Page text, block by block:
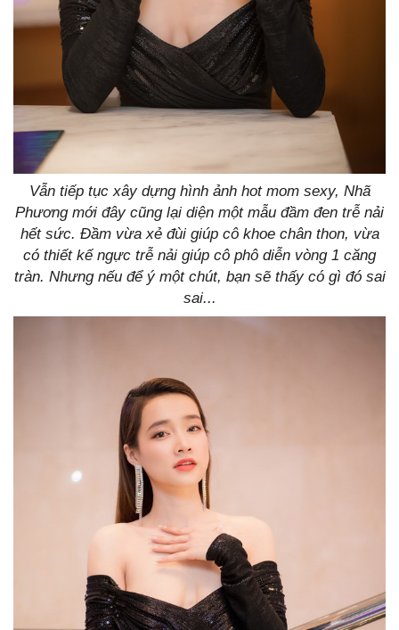
Vẫn tiếp tục xây dựng hình ảnh hot mom sexy, Nhã
Phương mới đây cũng lại diện một mẫu đầm đen trễ nải
hết sức. Đầm vừa xẻ đùi giúp cô khoe chân thon, vừa
có thiết kế ngực trễ nải giúp cô phô diễn vòng 1 căng
tràn. Nhưng nếu để ý một chút, bạn sẽ thấy có gì đó sai
sai...